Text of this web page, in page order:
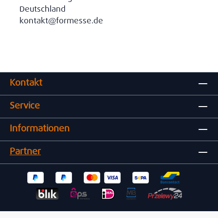
Deutschland
kontakt@formesse.de
Kontakt
Service
Informationen
Partner